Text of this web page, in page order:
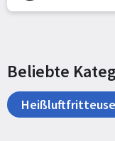
Beliebte